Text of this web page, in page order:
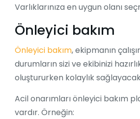
Varlıklarınıza en uygun olanı
Önleyici bakım
Önleyici bakım, ekipmanın
durumların sizi ve ekibinizi
oluştururken kolaylık
Acil onarımları önleyici bakım
vardır. Örneğin: